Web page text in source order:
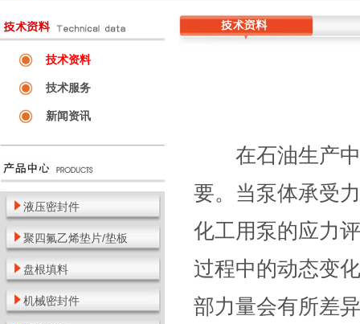
技术资料
技术服务
新闻资讯
液压密封件
聚四氟乙烯垫片/垫板
盘根填料
机械密封件
在石油生产中
要。当泵体承受
化工用泵的应力
过程中的动态变
部力量会有所差